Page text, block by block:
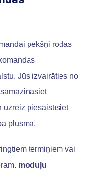
pēkšņi rodas
Jūs izvairāties no
uzreiz piesaistīsiet
plūsmā.
termiņiem vai
moduļu